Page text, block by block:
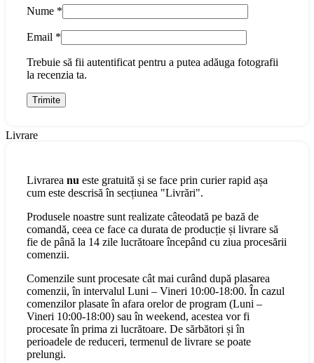
Nume *
Email *
Trebuie să fii autentificat pentru a putea adăuga fotografii
la recenzia ta.
Livrare
Livrarea nu este gratuită și se face prin curier rapid așa
cum este descrisă în secțiunea "Livrări".
Produsele noastre sunt realizate câteodată pe bază de
comandă, ceea ce face ca durata de producție și livrare să
fie de până la 14 zile lucrătoare începând cu ziua procesării
comenzii.
Comenzile sunt procesate cât mai curând după plasarea
comenzii, în intervalul Luni – Vineri 10:00-18:00. În cazul
comenzilor plasate în afara orelor de program (Luni –
Vineri 10:00-18:00) sau în weekend, acestea vor fi
procesate în prima zi lucrătoare. De sărbători și în
perioadele de reduceri, termenul de livrare se poate
prelungi.